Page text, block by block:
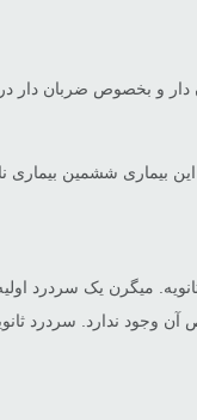
و بخصوص ضربان دار
ثانویه. میگرن یک
آن وجود ندارد. سردرد